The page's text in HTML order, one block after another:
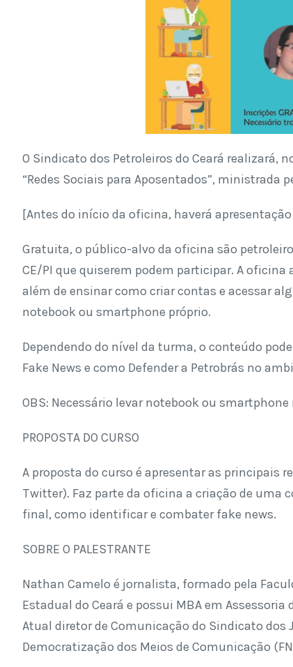
O Sindicato dos Petroleiros do Ceará realizará,
“Redes Sociais para Aposentados”, ministrada
[Antes do início da oficina, haverá
Gratuita, o público-alvo da oficina são
CE/PI que quiserem podem participar. A
além de ensinar como criar contas e acessar
notebook ou smartphone próprio.
Dependendo do nível da turma, o conteúdo
Fake News e como Defender a Petrobrás no
OBS: Necessário levar notebook ou smartphone
PROPOSTA DO CURSO
A proposta do curso é apresentar as principais
Twitter). Faz parte da oficina a criação de uma
final, como identificar e combater fake news.
SOBRE O PALESTRANTE
Nathan Camelo é jornalista, formado pela
Estadual do Ceará e possui MBA em
Atual diretor de Comunicação do Sindicato dos
Democratização dos Meios de Comunicação